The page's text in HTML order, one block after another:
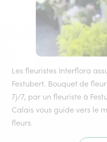
Les fleuristes Interflora
Festubert. Bouquet de
7j/7, par un fleuriste à
Calais vous guide vers le
fleurs.